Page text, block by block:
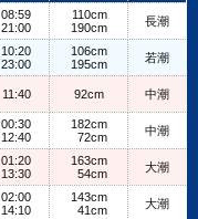
08:59
21:00
110cm
190cm
長潮
10:20
23:00
106cm
195cm
若潮
11:40 92cm 中潮
00:30
12:40
182cm
72cm
中潮
01:20
13:30
163cm
54cm
大潮
02:00
14:10
143cm
41cm
大潮